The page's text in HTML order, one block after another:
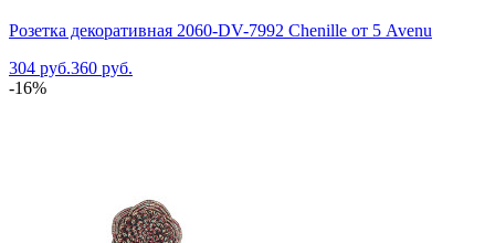
Розетка декоративная 2060-DV-7992 Chenille от 5 Avenu
304 руб.360 руб.
-16%